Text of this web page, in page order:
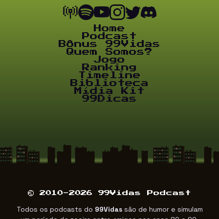
Home
Podcast
Bônus 99Vidas
Quem Somos?
Jogo
Ranking
Timeline
Biblioteca
Mídia Kit
99Dicas
© 2010-2026 99Vidas Podcast
Todos os podcasts do 99Vidassão de humor e simulam